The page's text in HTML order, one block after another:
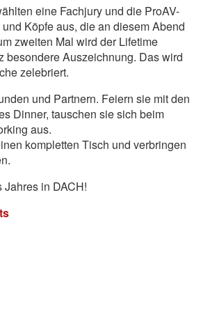
eine Fachjury und die ProAV-
Köpfe aus, die an diesem Abend
zweiten Mal wird der Lifetime
Auszeichnung. Das wird
zelebriert.
und Partnern. Feiern sie mit den
Dinner, tauschen sie sich beim
aus.
kompletten Tisch und verbringen
in DACH!